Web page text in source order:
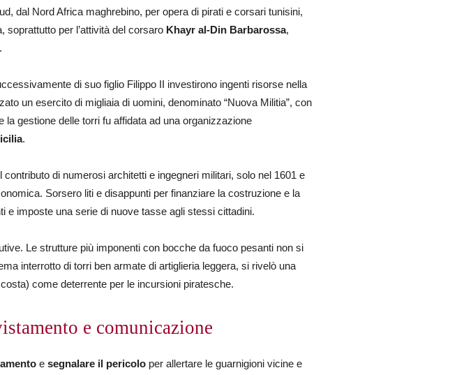
dal Nord Africa maghrebino, per opera di pirati e corsari tunisini,
per l’attività del corsaro Khayr al-Din Barbarossa,
di suo figlio Filippo II investirono ingenti risorse nella
un esercito di migliaia di uomini, denominato “Nuova Militia”, con
gestione delle torri fu affidata ad una organizzazione
.
di numerosi architetti e ingegneri militari, solo nel 1601 e
Sorsero liti e disappunti per finanziare la costruzione e la
e imposte una serie di nuove tasse agli stessi cittadini.
Le strutture più imponenti con bocche da fuoco pesanti non si
interrotto di torri ben armate di artiglieria leggera, si rivelò una
come deterrente per le incursioni piratesche.
e comunicazione
e segnalare il pericolo per allertare le guarnigioni vicine e